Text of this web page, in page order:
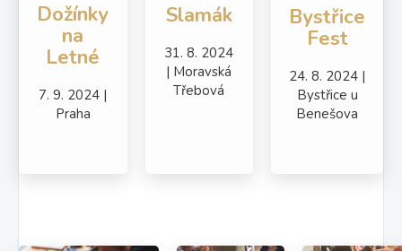
Dožínky
na
Letné
7. 9. 2024 |
Praha
Slamák
31. 8. 2024
| Moravská
Třebová
Bystřice
Fest
24. 8. 2024 |
Bystřice u
Benešova